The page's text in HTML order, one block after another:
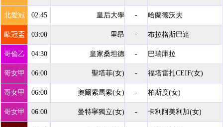
北愛冠 02:45 皇后大學 - 哈蘭德沃夫
歐冠盃 03:00 里昂 - 布拉格斯巴達
哥倫乙 04:30 皇家桑坦德 - 巴瑞庫拉
哥女甲 06:00 聖塔菲(女) - 福塔雷扎CEIF(女)
哥女甲 06:00 奧爾索馬索(女) - 柏斯度(女)
哥女甲 06:00 曼特寧獨立(女) - 卡利阿美利加(女)